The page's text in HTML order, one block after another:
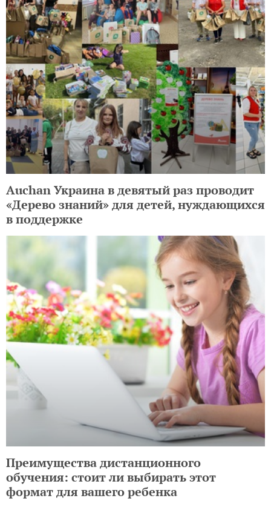
Auchan Украина в девятый раз проводит
«Дерево знаний» для детей, нуждающихся
в поддержке
Преимущества дистанционного
обучения: стоит ли выбирать этот
формат для вашего ребенка